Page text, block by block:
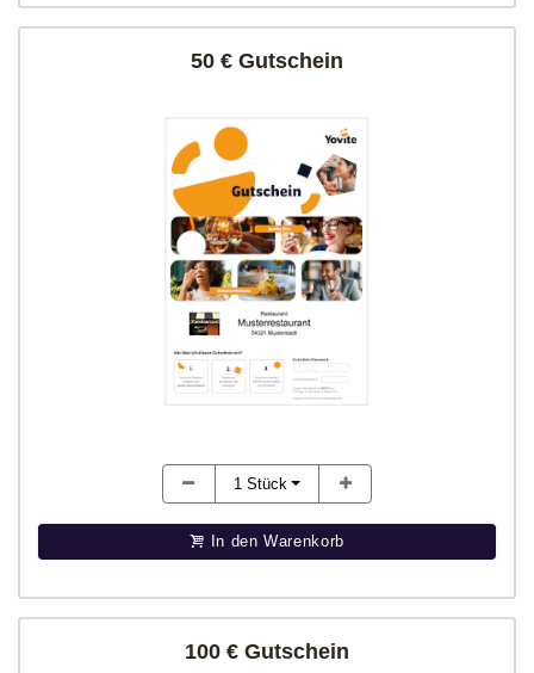
50 € Gutschein
1 Stück
In den Warenkorb
100 € Gutschein